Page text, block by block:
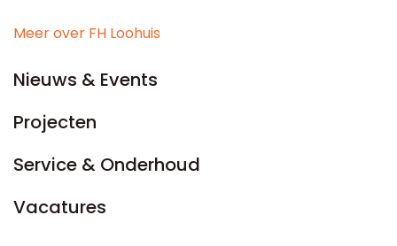
Meer over FH Loohuis
Nieuws & Events
Projecten
Service & Onderhoud
Vacatures